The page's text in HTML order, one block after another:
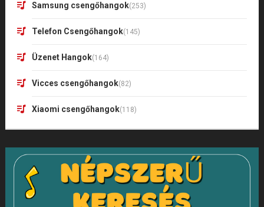
Samsung csengőhangok(253)
Telefon Csengőhangok(145)
Üzenet Hangok(164)
Vicces csengőhangok(82)
Xiaomi csengőhangok(118)